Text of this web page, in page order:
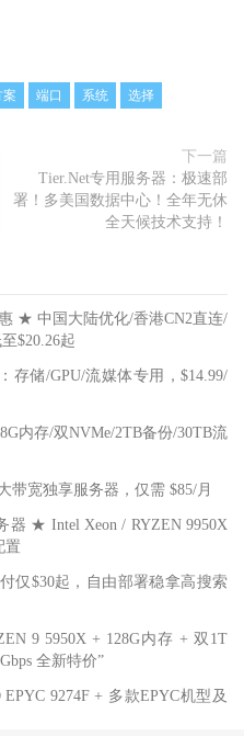
案 端口 系统 选择
下一篇
Tier.Net专用服务器：极速部
署！多美国数据中心！全年无休
全天候技术支持！
★ 中国大陆优化/香港CN2直连/
$20.26起
存储/GPU/流媒体专用，$14.99/
内存/双NVMe/2TB备份/30TB流
带宽独享服务器，仅需 $85/月
器 ★ Intel Xeon / RYZEN 9950X
置
仅$30起，自由部署稳拿高搜索
9 5950X + 128G内存 + 双1T
全新特价”
9274F + 多款EPYC机型及